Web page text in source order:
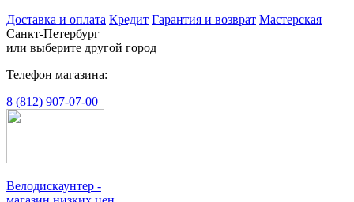
Доставка и оплата Кредит Гарантия и возврат Мастерская
Санкт-Петербург
или выберите другой город
Телефон магазина:
8 (812) 907-07-00
Велодискаунтер -